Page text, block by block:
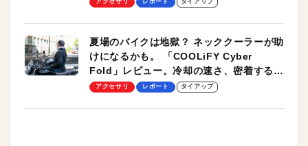
アクセサリ レポート タイアップ
夏場のバイクは地獄？ ネッククーラーが助
けになるかも。 「COOLiFY Cyber
Fold」レビュー。冷却の速さ、密着する冷
却プレート、シンプルな操作性がグッド！
アクセサリ レポート タイアップ